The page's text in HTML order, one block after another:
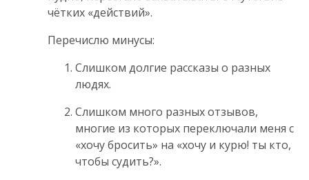
чётких «действий».
Перечислю минусы:
Слишком долгие рассказы о разных
людях.
Слишком много разных отзывов,
многие из которых переключали меня с
«хочу бросить» на «хочу и курю! ты кто,
чтобы судить?».